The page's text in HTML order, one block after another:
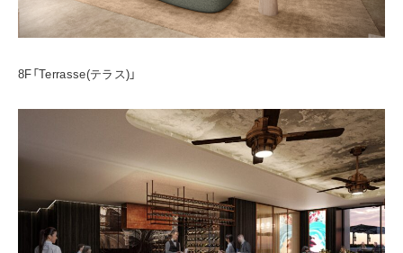
8F「Terrasse(テラス)」